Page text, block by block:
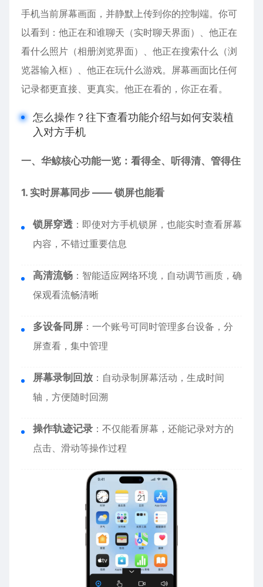
手机当前屏幕画面，并静默上传到你的控制端。你可
以看到：他正在和谁聊天（实时聊天界面）、他正在
看什么照片（相册浏览界面）、他正在搜索什么（浏
览器输入框）、他正在玩什么游戏。屏幕画面比任何
记录都更直接、更真实。他正在看的，你正在看。
怎么操作？往下查看功能介绍与如何安装植
入对方手机
一、华鲸核心功能一览：看得全、听得清、管得住
1. 实时屏幕同步 —— 锁屏也能看
锁屏穿透 ：即使对方手机锁屏，也能实时查看屏幕
内容，不错过重要信息
高清流畅 ：智能适应网络环境，自动调节画质，确
保观看流畅清晰
多设备同屏 ：一个账号可同时管理多台设备，分
屏查看，集中管理
屏幕录制回放 ：自动录制屏幕活动，生成时间
轴，方便随时回溯
操作轨迹记录 ：不仅能看屏幕，还能记录对方的
点击、滑动等操作过程